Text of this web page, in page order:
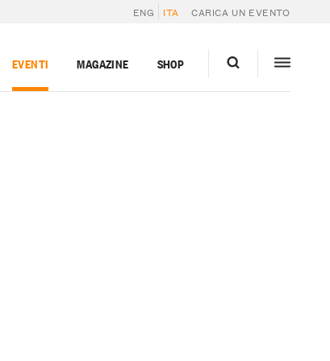
ENG ITA CARICA UN EVENTO
EVENTI MAGAZINE SHOP